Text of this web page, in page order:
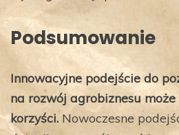
Podsumowanie
Innowacyjne podejście do
na rozwój agrobiznesu
korzyści. Nowoczesne